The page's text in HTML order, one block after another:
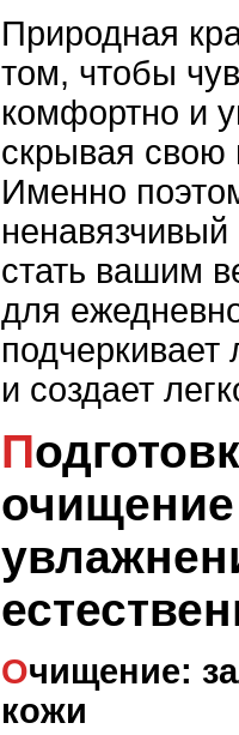
Природная
том, чтобы
комфортно и
скрывая свою
Именно
стать вашим
для
и создает
Подготовка кожи:
Очищение: залог здоровой
кожи